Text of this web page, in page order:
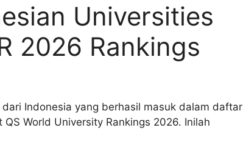
Universities
2026 Rankings
Indonesia yang berhasil masuk dalam daftar
QS World University Rankings 2026. Inilah